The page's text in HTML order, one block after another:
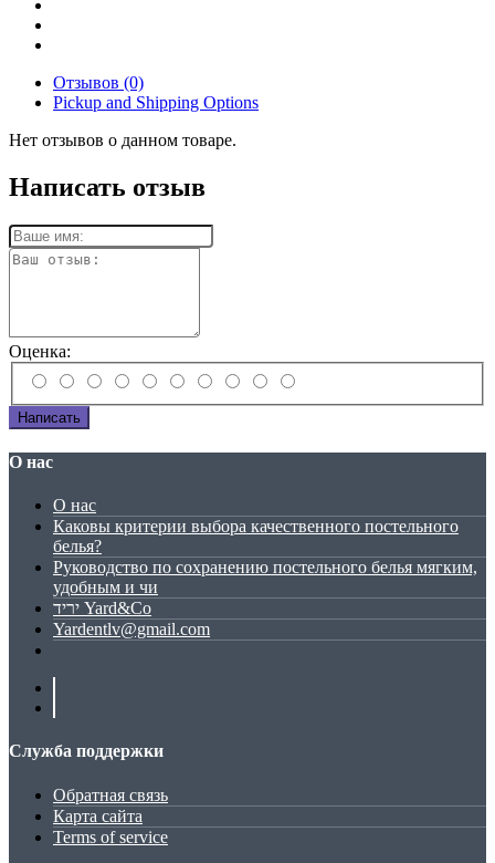
Отзывов (0)
Pickup and Shipping Options
Нет отзывов о данном товаре.
Написать отзыв
Оценка:
Написать
О нас
О нас
Каковы критерии выбора качественного постельного
белья?
Руководство по сохранению постельного белья мягким,
удобным и чи
יריד Yard&Co
Yardentlv@gmail.com
Служба поддержки
Обратная связь
Карта сайта
Terms of service